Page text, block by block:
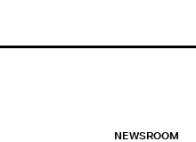
NEWSROOM